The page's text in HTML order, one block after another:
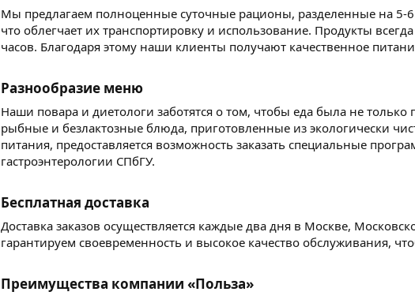
Мы предлагаем полноценные суточные рационы, разделенные на
что облегчает их транспортировку и использование. Продукты
часов. Благодаря этому наши клиенты получают качественное
Разнообразие меню​
Наши повара и диетологи заботятся о том, чтобы еда была не
рыбные и безлактозные блюда, приготовленные из экологически
питания, предоставляется возможность заказать специальные
гастроэнтерологии СПбГУ.
Бесплатная доставка​
Доставка заказов осуществляется каждые два дня в Москве,
гарантируем своевременность и высокое качество обслуживания,
Преимущества компании «Польза»​